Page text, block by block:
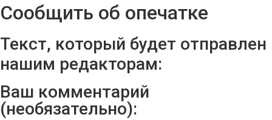
Сообщить об опечатке
Текст, который будет отправлен
нашим редакторам:
Ваш комментарий
(необязательно):